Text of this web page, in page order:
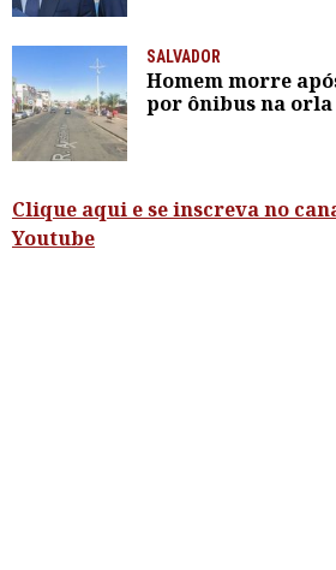
SALVADOR
Homem morre
por ônibus na
Clique aqui e se inscreva no
Youtube